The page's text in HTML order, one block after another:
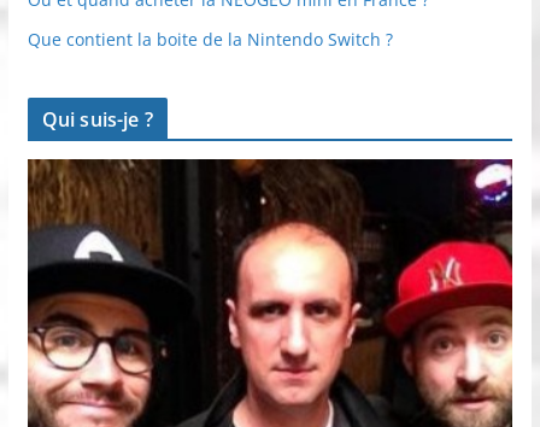
Que contient la boite de la Nintendo Switch ?
Qui suis-je ?